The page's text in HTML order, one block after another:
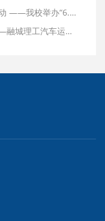
国际禁毒日主题学习活动
专业这样培养“技术尖兵”